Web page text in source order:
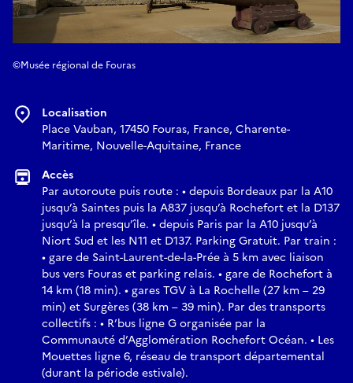
©Musée régional de Fouras
Localisation
Place Vauban, 17450 Fouras, France, Charente-
Maritime, Nouvelle-Aquitaine, France
Accès
Par autoroute puis route : • depuis Bordeaux par la A10
jusqu’à Saintes puis la A837 jusqu’à Rochefort et la D137
jusqu’à la presqu’île. • depuis Paris par la A10 jusqu’à
Niort Sud et les N11 et D137. Parking Gratuit. Par train :
• gare de Saint-Laurent-de-la-Prée à 5 km avec liaison
bus vers Fouras et parking relais. • gare de Rochefort à
14 km (18 min). • gares TGV à La Rochelle (27 km – 29
min) et Surgères (38 km – 39 min). Par des transports
collectifs : • R’bus ligne G organisée par la
Communauté d’Agglomération Rochefort Océan. • Les
Mouettes ligne 6, réseau de transport départemental
(durant la période estivale).